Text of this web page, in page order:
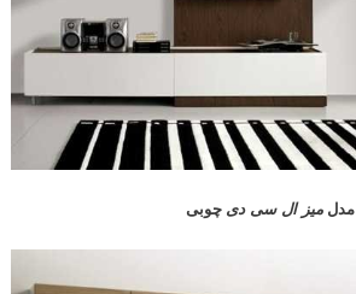
مدل میز ال سی دی چوبی